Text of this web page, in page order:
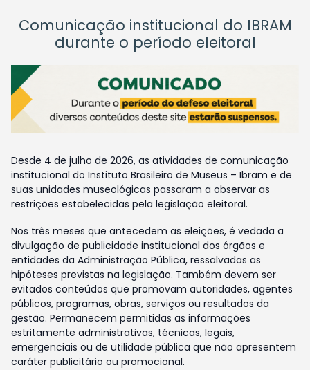
Comunicação institucional do IBRAM
durante o período eleitoral
Desde 4 de julho de 2026, as atividades de comunicação
institucional do Instituto Brasileiro de Museus – Ibram e de
suas unidades museológicas passaram a observar as
restrições estabelecidas pela legislação eleitoral.
Nos três meses que antecedem as eleições, é vedada a
divulgação de publicidade institucional dos órgãos e
entidades da Administração Pública, ressalvadas as
hipóteses previstas na legislação. Também devem ser
evitados conteúdos que promovam autoridades, agentes
públicos, programas, obras, serviços ou resultados da
gestão. Permanecem permitidas as informações
estritamente administrativas, técnicas, legais,
emergenciais ou de utilidade pública que não apresentem
caráter publicitário ou promocional.